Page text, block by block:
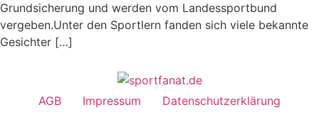
Grundsicherung und werden vom Landessportbund
vergeben.Unter den Sportlern fanden sich viele bekannte
Gesichter […]
AGB Impressum
Datenschutzerklärung